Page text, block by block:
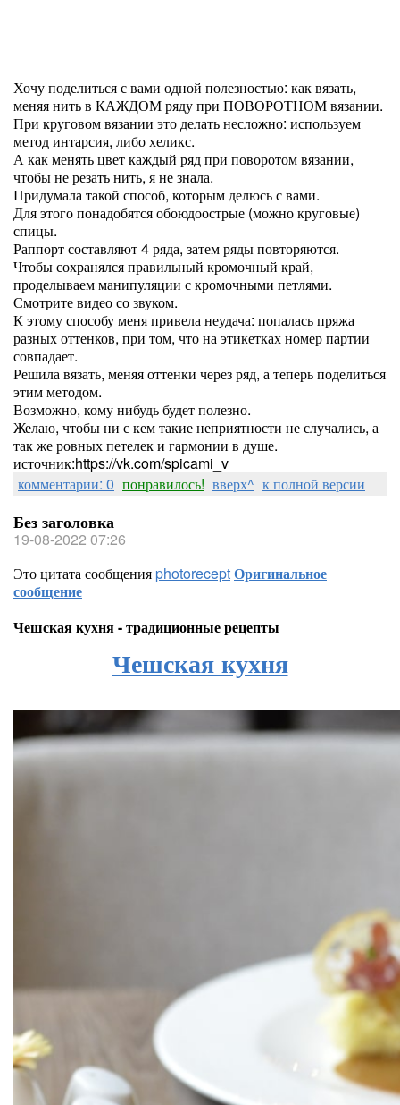
Хочу поделиться с вами одной полезностью: как вязать,
меняя нить в КАЖДОМ ряду при ПОВОРОТНОМ вязании.
При круговом вязании это делать несложно: используем
метод интарсия, либо хеликс.
А как менять цвет каждый ряд при поворотом вязании,
чтобы не резать нить, я не знала.
Придумала такой способ, которым делюсь с вами.
Для этого понадобятся обоюдоострые (можно круговые)
спицы.
Раппорт составляют 4 ряда, затем ряды повторяются.
Чтобы сохранялся правильный кромочный край,
проделываем манипуляции с кромочными петлями.
Смотрите видео со звуком.
К этому способу меня привела неудача: попалась пряжа
разных оттенков, при том, что на этикетках номер партии
совпадает.
Решила вязать, меняя оттенки через ряд, а теперь поделиться
этим методом.
Возможно, кому нибудь будет полезно.
Желаю, чтобы ни с кем такие неприятности не случались, а
так же ровных петелек и гармонии в душе.
источник:https://vk.com/spicami_v
комментарии: 0 понравилось! вверх^ к полной версии
Без заголовка
19-08-2022 07:26
Это цитата сообщенияphotoreceptОригинальное
сообщение
Чешская кухня - традиционные рецепты
Чешская кухня